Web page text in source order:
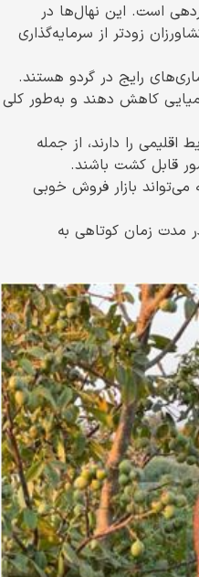
سریع به مرحله باردهی است. این نهال‌ها در
زودتر از سرمایه‌گذاری
رایج در گردو هستند.
کاهش دهند و به‌طور کلی
شرایط اقلیمی را دارند، از جمله
قابل کشت باشند.
می‌تواند بازار فروش خوبی
مدت زمان کوتاهی به